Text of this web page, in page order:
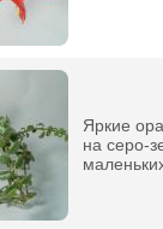
Яркие
на серо-